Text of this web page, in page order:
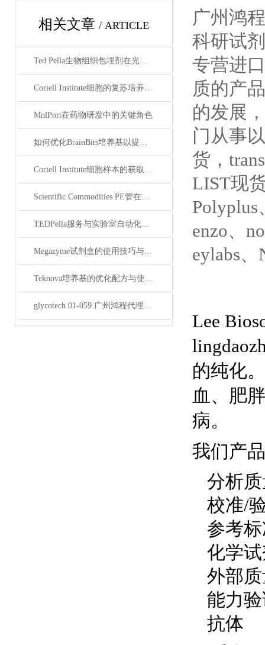
相关文章 / ARTICLE
Ted Pella生物组织包埋剂在光镜与电镜联用技术中的应用
Coriell Institute细胞的复苏培养与质量控制规范
MolPort在药物研发中的关键角色
如何优化BrainBits培养基以提高实验效果？
Coriell Institute细胞样本的获取与应用指南
Scientific Commodities PE管在环保实验中的作用
TEDPella服务与实验室自动化设备的整合
Megazyme试剂盒的使用技巧与实验优化方法
Teknova培养基的优化配方与使用技巧
glycotech 01-059 广州鸿程代理：开启糖生物学研究新征程
广州鸿
科研试
专营进
质的产
的发展
门从事
货，
LIST现
Polyplus
enzo、
eylabs
Lee
的纯化
血、肥
病。
我们产
分析
校准/
参考
化学
外部
能力
抗体